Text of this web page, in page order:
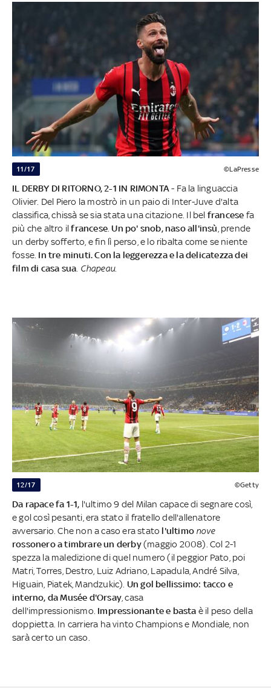
11/17 ©LaPresse
IL DERBY DI RITORNO, 2-1 IN RIMONTA- Fa la linguaccia
Olivier. Del Piero la mostrò in un paio di Inter-Juve d'alta
classifica, chissà se sia stata una citazione. Il bel francese fa
più che altro ilfrancese Un po' snob, naso all'insù , prende
un derby sofferto, e fin lì perso, e lo ribalta come se niente
fosse. In tre minuti. Con la leggerezza e la delicatezza dei
film di casa sua Chapeau.
12/17 ©Getty
Da rapace fa 1-1, l'ultimo 9 del Milan capace di segnare così,
e gol così pesanti, era stato il fratello dell'allenatore
avversario. Che non a caso era stato l'ultimo nove
rossonero a timbrare un derby(maggio 2008). Col 2-1
spezza la maledizione di quel numero (il peggior Pato, poi
Matri, Torres, Destro, Luiz Adriano, Lapadula, André Silva,
Higuain, Piatek, Mandzukic). Un gol bellissimo: tacco e
interno, da Musée d'Orsay , casa
dell'impressionismo. Impressionante e basta è il peso della
doppietta. In carriera ha vinto Champions e Mondiale, non
sarà certo un caso.